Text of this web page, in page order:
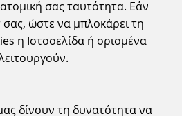
θα πρέπει να αποδεχτείτε
να ανανεώσετε τη σελίδα.
cookies
σας ταυτότητα. Εάν
ώστε να μπλοκάρει τη
η Ιστοσελίδα ή ορισμένα
δίνουν τη δυνατότητα να